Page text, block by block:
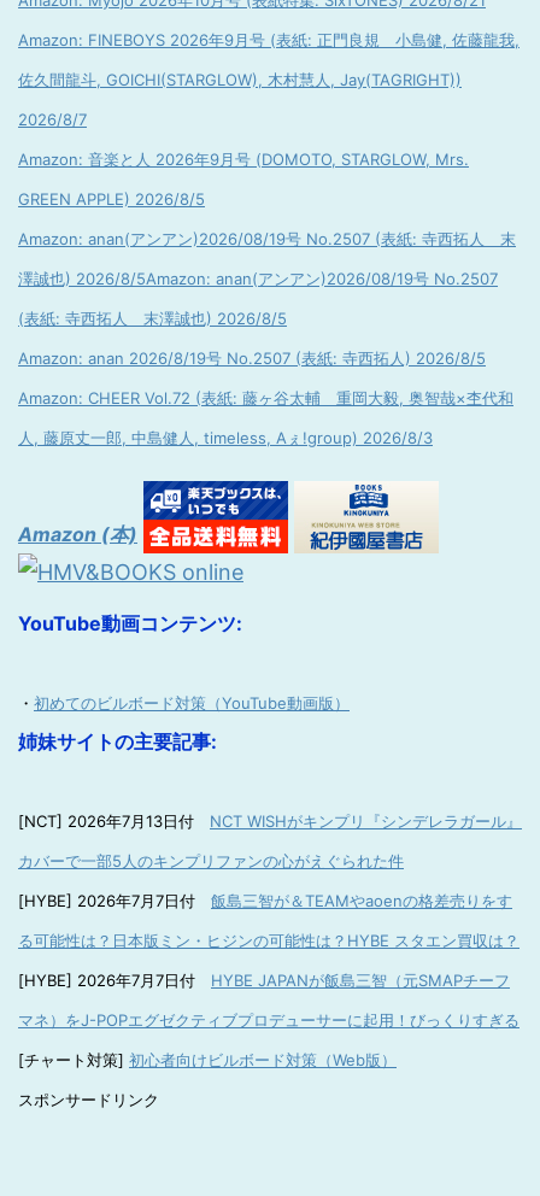
Amazon: FINEBOYS 2026年9月号 (表紙: 正門良規 小島健, 佐藤龍我,
佐久間龍斗, GOICHI(STARGLOW), 木村慧人, Jay(TAGRIGHT))
2026/8/7
Amazon: 音楽と人 2026年9月号 (DOMOTO, STARGLOW, Mrs.
GREEN APPLE) 2026/8/5
Amazon: anan(アンアン)2026/08/19号 No.2507 (表紙: 寺西拓人 末
澤誠也) 2026/8/5Amazon: anan(アンアン)2026/08/19号 No.2507
(表紙: 寺西拓人 末澤誠也) 2026/8/5
Amazon: anan 2026/8/19号 No.2507 (表紙: 寺西拓人) 2026/8/5
Amazon: CHEER Vol.72 (表紙: 藤ヶ谷太輔 重岡大毅, 奥智哉×杢代和
人, 藤原丈一郎, 中島健人, timeless, Aぇ!group) 2026/8/3
Amazon (本)
YouTube動画コンテンツ:
・ 初めてのビルボード対策（YouTube動画版）
姉妹サイトの主要記事:
[NCT] 2026年7月13日付 NCT WISHがキンプリ『シンデレラガール』
カバーで一部5人のキンプリファンの心がえぐられた件
[HYBE] 2026年7月7日付 飯島三智が＆TEAMやaoenの格差売りをす
る可能性は？日本版ミン・ヒジンの可能性は？HYBE スタエン買収は？
[HYBE] 2026年7月7日付 HYBE JAPANが飯島三智（元SMAPチーフ
マネ）をJ-POPエグゼクティブプロデューサーに起用！びっくりすぎる
[チャート対策] 初心者向けビルボード対策（Web版）
スポンサードリンク